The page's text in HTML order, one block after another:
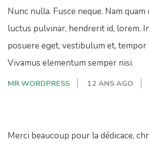
Nunc nulla. Fusce neque. Nam
luctus pulvinar, hendrerit id, lorem.
posuere eget, vestibulum et, tempor
Vivamus elementum semper nisi.
MR WORDPRESS 12 ANS AGO
Merci beaucoup pour la dédicace,